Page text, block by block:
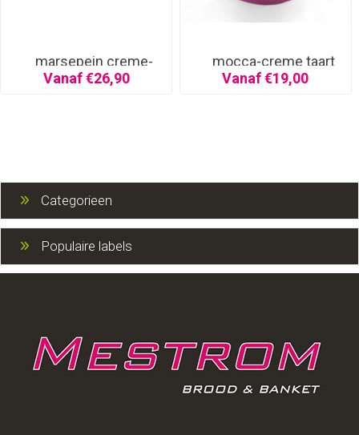
marsepein creme-
fruit taart
Vanaf €26,90
mocca-creme taart
Vanaf €19,00
Categorieen
Populaire labels